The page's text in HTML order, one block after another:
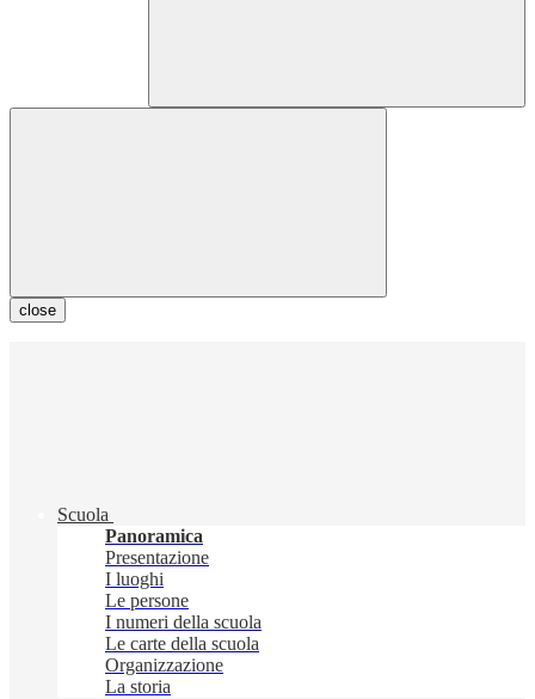
close
Scuola
Panoramica
Presentazione
I luoghi
Le persone
I numeri della scuola
Le carte della scuola
Organizzazione
La storia